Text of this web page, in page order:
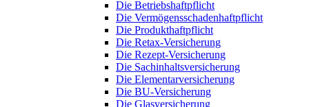
Die Betriebshaftpflicht
Die Vermögensschadenhaftpflicht
Die Produkthaftpflicht
Die Retax-Versicherung
Die Rezept-Versicherung
Die Sachinhaltsversicherung
Die Elementarversicherung
Die BU-Versicherung
Die Glasversicherung